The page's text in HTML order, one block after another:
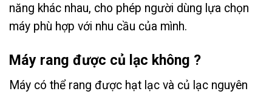
năng khác nhau, cho phép người dùng lựa chọn
máy phù hợp với nhu cầu của mình.
Máy rang được củ lạc không ?
Máy có thể rang được hạt lạc và củ lạc nguyên